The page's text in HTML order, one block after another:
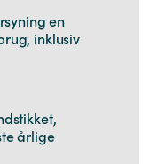
en
inklusiv
årlige